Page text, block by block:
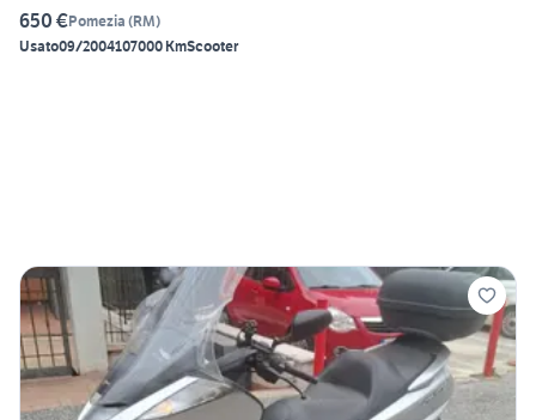
650 €Pomezia (RM)
Usato09/2004107000 KmScooter